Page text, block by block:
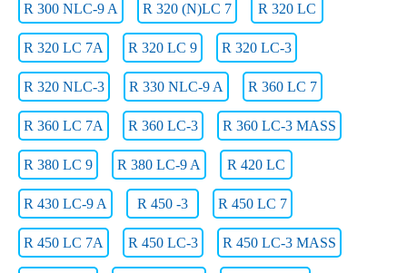
R 300 NLC-9 A R 320 (N)LC 7 R 320 LC
R 320 LC 7A R 320 LC 9 R 320 LC-3
R 320 NLC-3 R 330 NLC-9 A R 360 LC 7
R 360 LC 7A R 360 LC-3 R 360 LC-3 MASS
R 380 LC 9 R 380 LC-9 A R 420 LC
R 430 LC-9 A R 450 -3 R 450 LC 7
R 450 LC 7A R 450 LC-3 R 450 LC-3 MASS